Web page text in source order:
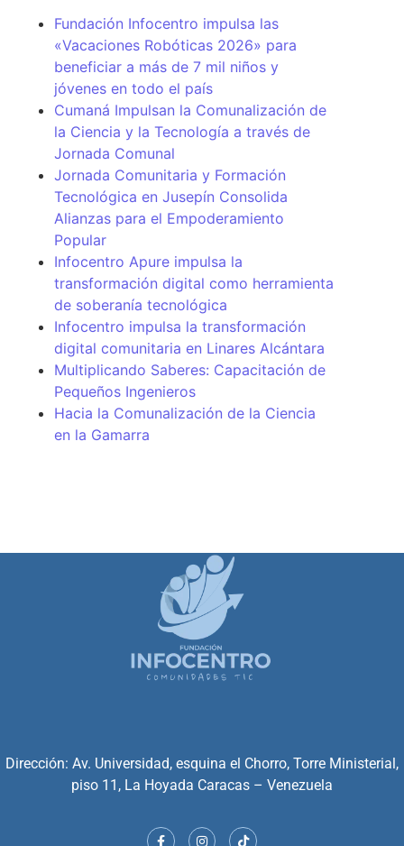
Fundación Infocentro impulsa las
«Vacaciones Robóticas 2026» para
beneficiar a más de 7 mil niños y
jóvenes en todo el país
Cumaná Impulsan la Comunalización de
la Ciencia y la Tecnología a través de
Jornada Comunal
Jornada Comunitaria y Formación
Tecnológica en Jusepín Consolida
Alianzas para el Empoderamiento
Popular
Infocentro Apure impulsa la
transformación digital como herramienta
de soberanía tecnológica
Infocentro impulsa la transformación
digital comunitaria en Linares Alcántara
Multiplicando Saberes: Capacitación de
Pequeños Ingenieros
Hacia la Comunalización de la Ciencia
en la Gamarra
Dirección: Av. Universidad, esquina el Chorro, Torre Ministerial,
piso 11, La Hoyada Caracas – Venezuela